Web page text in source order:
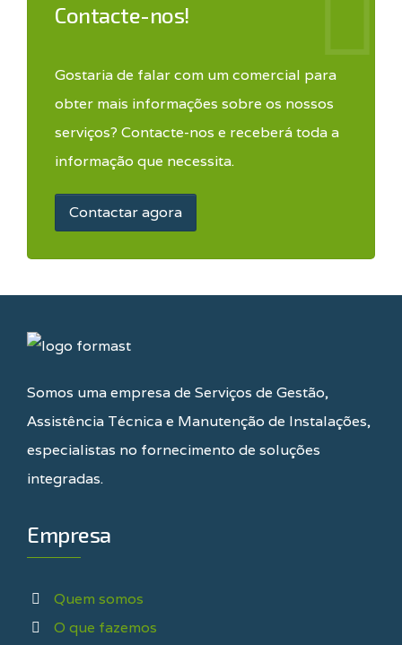
Contacte-nos!
Gostaria de falar com um comercial para
obter mais informações sobre os nossos
serviços? Contacte-nos e receberá toda a
informação que necessita.
Contactar agora
Somos uma empresa de Serviços de Gestão,
Assistência Técnica e Manutenção de Instalações,
especialistas no fornecimento de soluções
integradas.
Empresa
Quem somos
O que fazemos